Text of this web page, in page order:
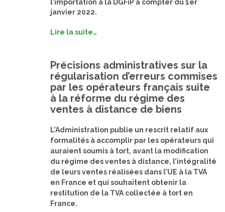
l’importation à la DGFiP à compter du 1er
janvier 2022.
Lire la suite…
Précisions administratives sur la
régularisation d’erreurs commises
par les opérateurs français suite
à la réforme du régime des
ventes à distance de biens
L’Administration publie un rescrit relatif aux
formalités à accomplir par les opérateurs qui
auraient soumis à tort, avant la modification
du régime des ventes à distance, l’intégralité
de leurs ventes réalisées dans l’UE à la TVA
en France et qui souhaitent obtenir la
restitution de la TVA collectée à tort en
France.